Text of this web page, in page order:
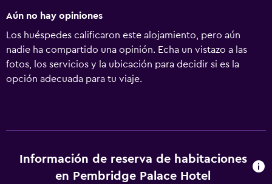
Aún no hay opiniones
Los huéspedes calificaron este alojamiento, pero aún
nadie ha compartido una opinión. Echa un vistazo a las
fotos, los servicios y la ubicación para decidir si es la
opción adecuada para tu viaje.
Información de reserva de habitaciones
en Pembridge Palace Hotel